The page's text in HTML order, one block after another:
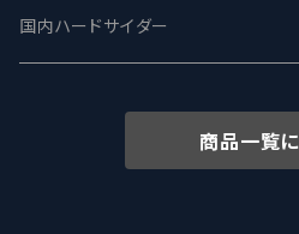
志賀高原ビール - SIGAKOGEN
箕面ビール - MINOH BEER
FirestoneWalker ファイアストーン
Mikkeller ミッケラー
The Flying Inn / ザ フライイング イ
Lambiek Fabriek - ファブリーク
TAIHU - タイフー
Behemoth - ベヒーモス
CO-CONSPIRATORS コ・コンス
Deep Creek Brewing Co.
Westbrook ウェストブルック
Strathcona ストラスコナ
Karmeliten カーメリテン
Früh フリュー
国内ハードサイダー
商品一覧